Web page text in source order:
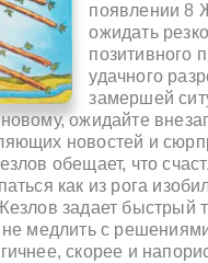
появлении 8
ожидать
позитивного
удачного
замершей
ожидайте
новостей и
обещает, что
как из рога
задает быстрый
не медлить с
скорее и